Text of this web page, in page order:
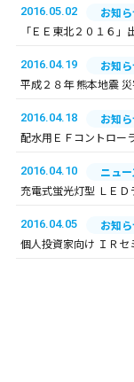
2016.05.02
お知
「ＥＥ東北２０１６」
2016.04.19
お知
平成２８年 熊本地震
2016.04.18
お知
配水用ＥＦコントロー
2016.04.10
ニュ
充電式蛍光灯型 ＬＥ
2016.04.05
お知
個人投資家向け ＩＲセ